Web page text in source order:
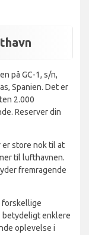
på GC-1, s/n,
Spanien. Det er
2.000
Reserver din
er store nok til at
til lufthavnen.
fremragende
forskellige
betydeligt enklere
oplevelse i